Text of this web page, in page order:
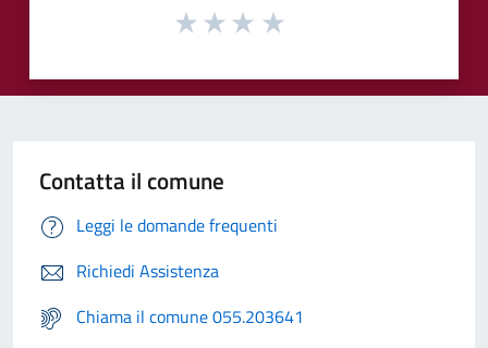
Contatta il comune
Leggi le domande frequenti
Richiedi Assistenza
Chiama il comune 055.203641